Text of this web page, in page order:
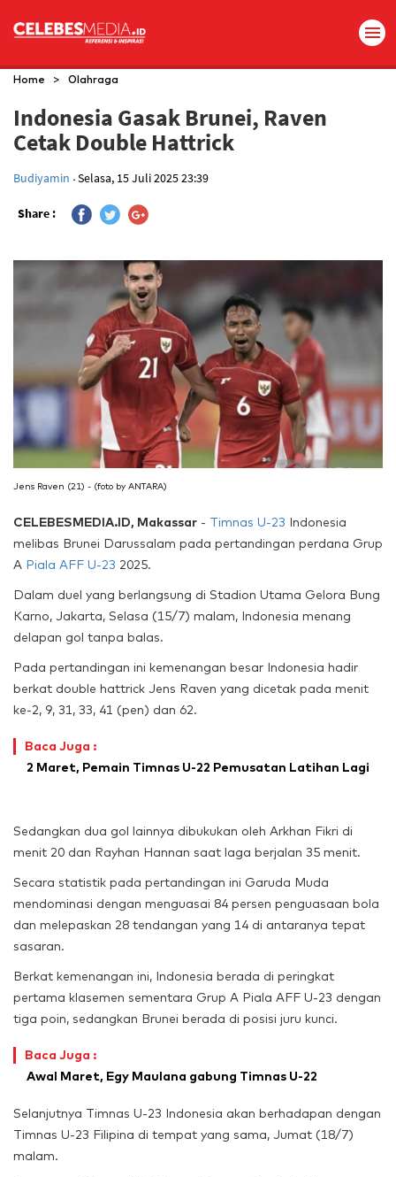
Home > Olahraga
Indonesia Gasak Brunei, Raven
Cetak Double Hattrick
Budiyamin .Selasa, 15 Juli 2025 23:39
Share :
Jens Raven (21) - (foto by ANTARA)
CELEBESMEDIA.ID, Makassar - Timnas U-23 Indonesia
melibas Brunei Darussalam pada pertandingan perdana Grup
A Piala AFF U-23 2025.
Dalam duel yang berlangsung di Stadion Utama Gelora Bung
Karno, Jakarta, Selasa (15/7) malam, Indonesia menang
delapan gol tanpa balas.
Pada pertandingan ini kemenangan besar Indonesia hadir
berkat double hattrick Jens Raven yang dicetak pada menit
ke-2, 9, 31, 33, 41 (pen) dan 62.
Baca Juga :
2 Maret, Pemain Timnas U-22 Pemusatan Latihan Lagi
Sedangkan dua gol lainnya dibukukan oleh Arkhan Fikri di
menit 20 dan Rayhan Hannan saat laga berjalan 35 menit.
Secara statistik pada pertandingan ini Garuda Muda
mendominasi dengan menguasai 84 persen penguasaan bola
dan melepaskan 28 tendangan yang 14 di antaranya tepat
sasaran.
Berkat kemenangan ini, Indonesia berada di peringkat
pertama klasemen sementara Grup A Piala AFF U-23 dengan
tiga poin, sedangkan Brunei berada di posisi juru kunci.
Baca Juga :
Awal Maret, Egy Maulana gabung Timnas U-22
Selanjutnya Timnas U-23 Indonesia akan berhadapan dengan
Timnas U-23 Filipina di tempat yang sama, Jumat (18/7)
malam.